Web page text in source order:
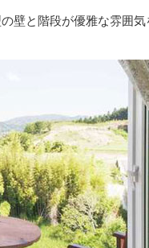
壁と階段が優雅な雰囲気